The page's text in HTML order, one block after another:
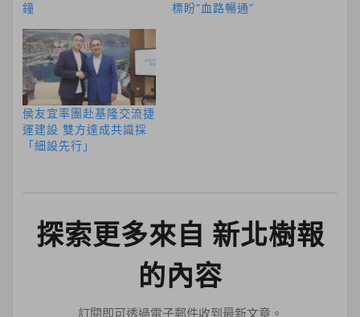
鐘
標盼”血路暢通”
侯友宜率團赴基隆交流捷
運建設 雙方達成共識採
「細設先行」
探索更多來自 新北樹報
的內容
訂閱即可透過電子郵件收到最新文章。